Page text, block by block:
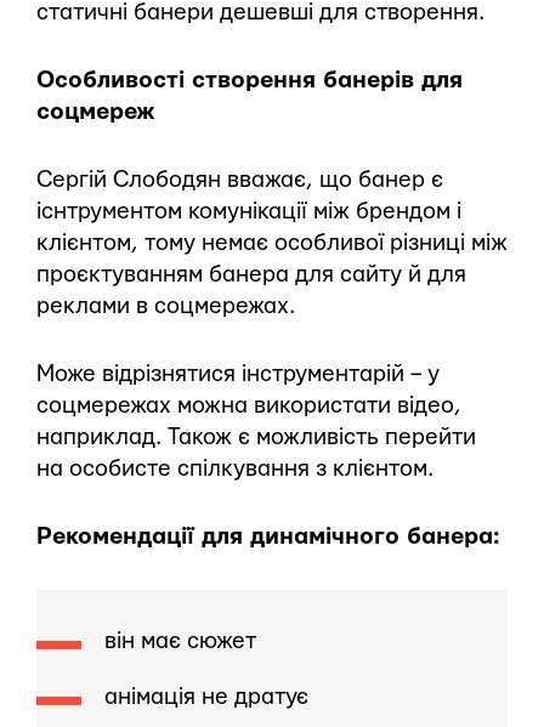
статичні банери дешевші для створення.
Особливості створення банерів для
соцмереж
Сергій Слободян вважає, що банер є
існтрументом комунікації між брендом і
клієнтом, тому немає особливої різниці між
проєктуванням банера для сайту й для
реклами в соцмережах.
Може відрізнятися інструментарій – у
соцмережах можна використати відео,
наприклад. Також є можливість перейти
на особисте спілкування з клієнтом.
Рекомендації для динамічного банера:
він має сюжет
анімація не дратує